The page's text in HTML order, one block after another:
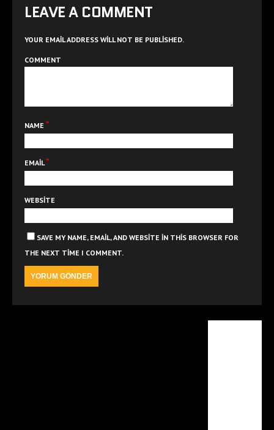
LEAVE A COMMENT
YOUR EMAIL ADDRESS WILL NOT BE PUBLISHED.
COMMENT
NAME *
EMAIL*
WEBSITE
SAVE MY NAME, EMAIL, AND WEBSITE IN THIS BROWSER FOR
THE NEXT TIME I COMMENT.